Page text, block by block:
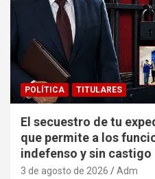
POLÍTICA TITULARES
El secuestro de tu
que permite a los
indefenso y sin castigo
3 de agosto de 2026 Adm